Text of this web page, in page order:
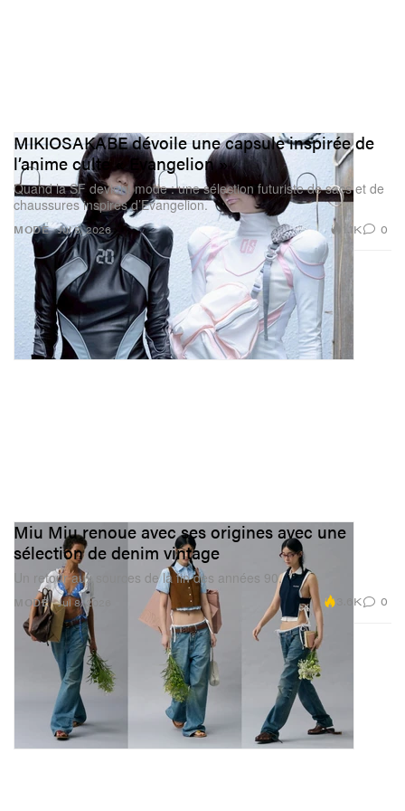
Selfridges est un lieu tellement emblématique. Les
contraintes liées au fait de s’inscrire dans un espace
de vente existant ont‑elles généré des opportunités
MODE
MIKIOSAKABE dévoile une capsule inspirée de
l’anime culte « Evangelion »
Quand la SF devient mode : une sélection futuriste de sacs et de
chaussures inspirés d’Evangelion.
Jul 8, 2026 1.1K 0
MODE
Miu Miu renoue avec ses origines avec une
sélection de denim vintage
Un retour aux sources de la fin des années 90.
Jul 8, 2026 3.6K 0